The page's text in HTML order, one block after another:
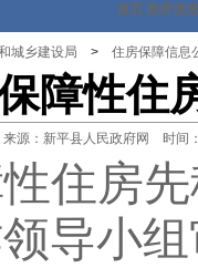
首页 政府信
城乡建设局 > 住房保障信息
障性住
来源：新平县人民政府网 时间
住房
导小